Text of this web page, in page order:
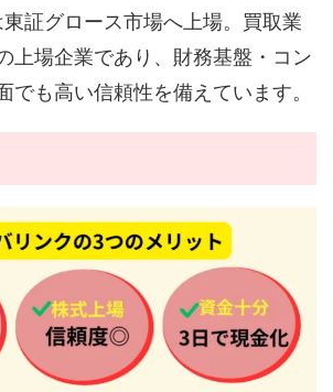
証グロース市場へ上場。買取業
上場企業であり、財務基盤・コン
でも高い信頼性を備えています。